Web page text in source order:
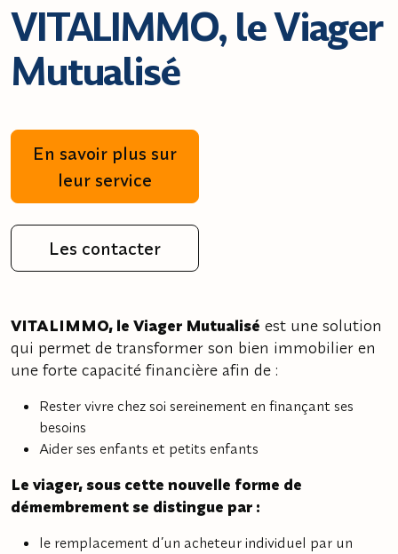
VITALIMMO, le Viager
Mutualisé
En savoir plus sur
leur service
Les contacter
VITALIMMO, le Viager Mutualisé est une solution
qui permet de transformer son bien immobilier en
une forte capacité financière afin de :
Rester vivre chez soi sereinement en finançant ses
besoins
Aider ses enfants et petits enfants
Le viager, sous cette nouvelle forme de
démembrement se distingue par :
le remplacement d’un acheteur individuel par un